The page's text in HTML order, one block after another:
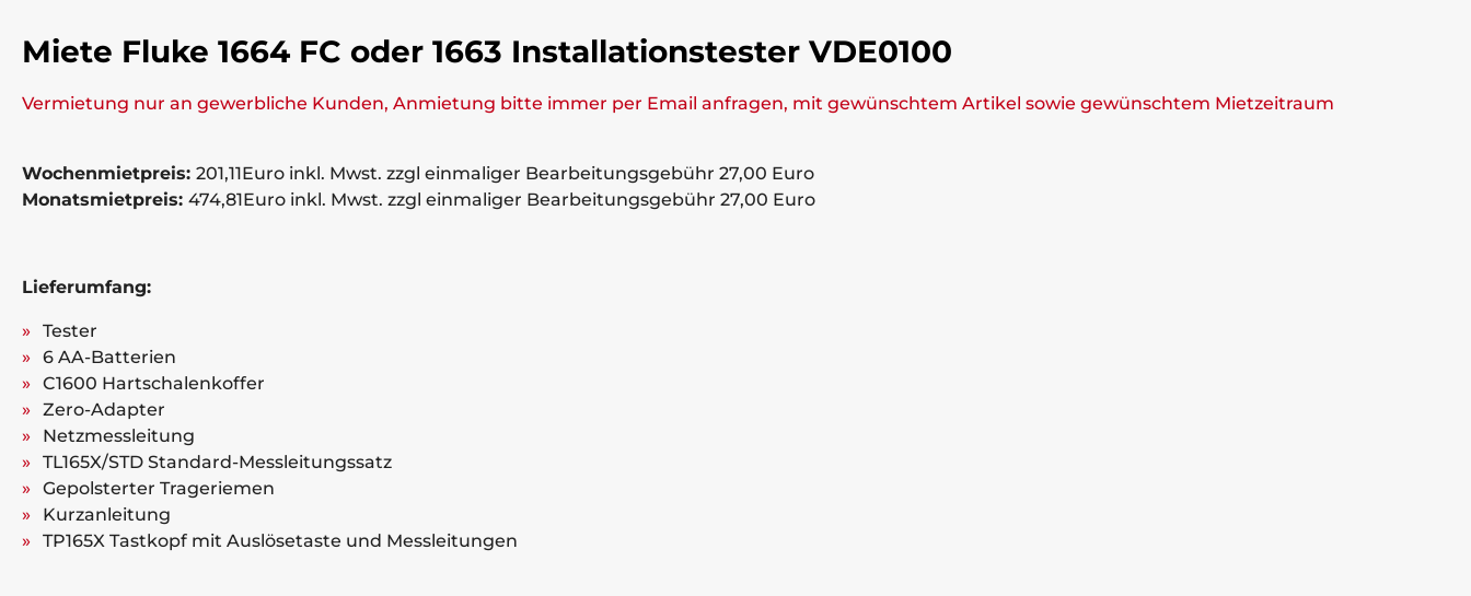
Miete Fluke 1664 FC oder 1663 Installationstester VDE0100
Vermietung nur an gewerbliche Kunden, Anmietung bitte immer per Email anfragen, mit gewünschtem Artikel sowie gewünschtem Mietzeitraum
Wochenmietpreis: 201,11Euro inkl. Mwst. zzgl einmaliger Bearbeitungsgebühr 27,00 Euro
Monatsmietpreis: 474,81Euro inkl. Mwst. zzgl einmaliger Bearbeitungsgebühr 27,00 Euro
Lieferumfang:
Tester
6 AA-Batterien
C1600 Hartschalenkoffer
Zero-Adapter
Netzmessleitung
TL165X/STD Standard-Messleitungssatz
Gepolsterter Trageriemen
Kurzanleitung
TP165X Tastkopf mit Auslösetaste und Messleitungen